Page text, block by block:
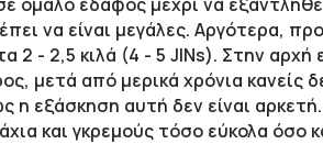
να είναι μεγάλες. Αργότερα,
2 - 2,5 κιλά (4 - 5 JINs). Στην αρχή
μετά από μερικά χρόνια
η εξάσκηση αυτή δεν είναι
και γκρεμούς τόσο εύκολα όσο